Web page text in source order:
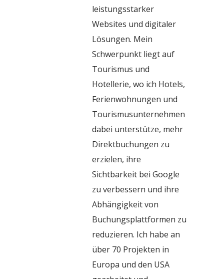
leistungsstarker
Websites und digitaler
Lösungen. Mein
Schwerpunkt liegt auf
Tourismus und
Hotellerie, wo ich Hotels,
Ferienwohnungen und
Tourismusunternehmen
dabei unterstütze, mehr
Direktbuchungen zu
erzielen, ihre
Sichtbarkeit bei Google
zu verbessern und ihre
Abhängigkeit von
Buchungsplattformen zu
reduzieren. Ich habe an
über 70 Projekten in
Europa und den USA